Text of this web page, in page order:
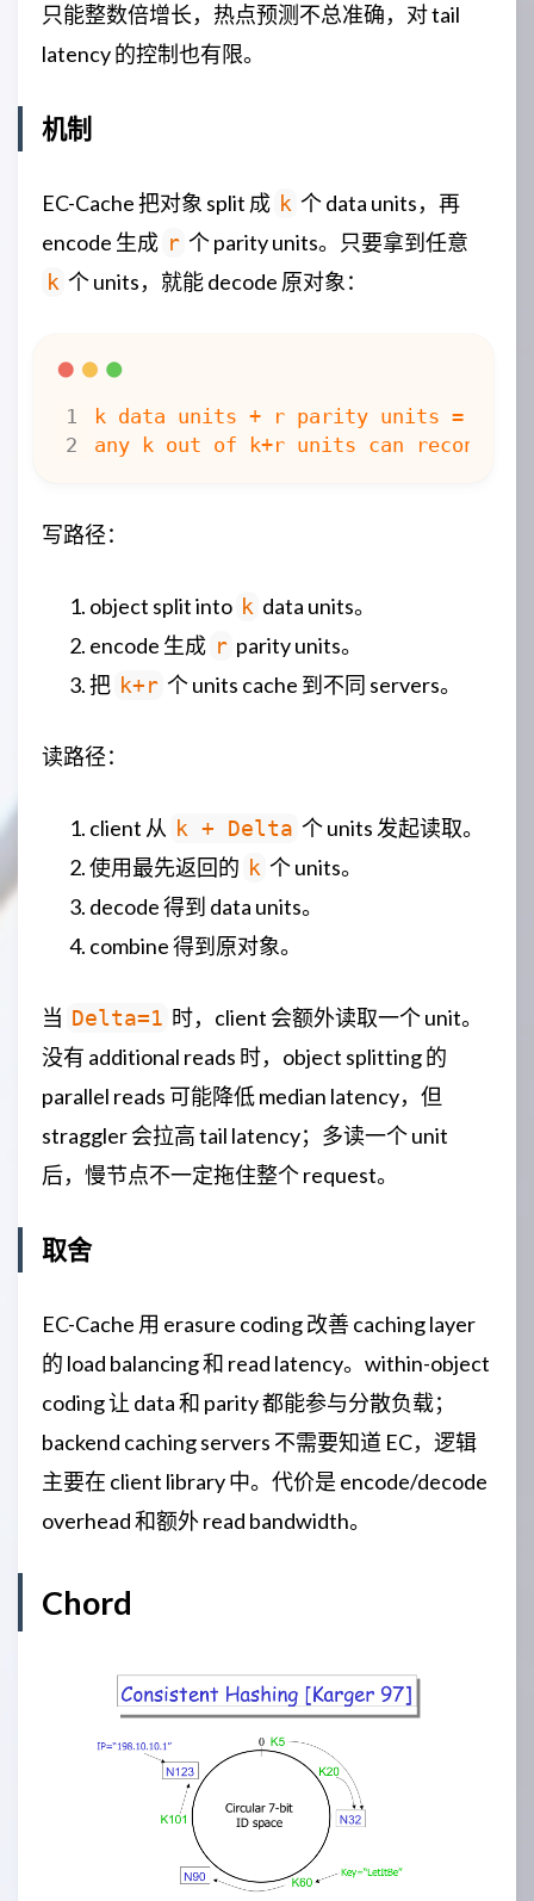
只能整数倍增长，热点预测不总准确，对 tail
latency 的控制也有限。
机制
EC-Cache 把对象 split 成 k 个 data units，再
encode 生成 r 个 parity units。只要拿到任意
k 个 units，就能 decode 原对象：
写路径：
object split into k data units。
encode 生成 r parity units。
把 k+r 个 units cache 到不同 servers。
读路径：
client 从 k + Delta 个 units 发起读取。
使用最先返回的 k 个 units。
decode 得到 data units。
combine 得到原对象。
当 Delta=1 时，client 会额外读取一个 unit。
没有 additional reads 时，object splitting 的
parallel reads 可能降低 median latency，但
straggler 会拉高 tail latency；多读一个 unit
后，慢节点不一定拖住整个 request。
取舍
EC-Cache 用 erasure coding 改善 caching layer
的 load balancing 和 read latency。within-object
coding 让 data 和 parity 都能参与分散负载；
backend caching servers 不需要知道 EC，逻辑
主要在 client library 中。代价是 encode/decode
overhead 和额外 read bandwidth。
Chord